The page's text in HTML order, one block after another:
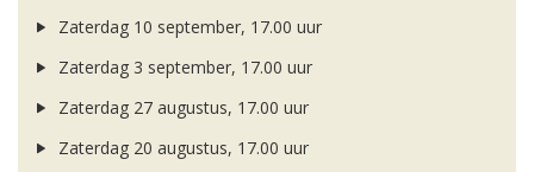
Zaterdag 10 september, 17.00 uur
Zaterdag 3 september, 17.00 uur
Zaterdag 27 augustus, 17.00 uur
Zaterdag 20 augustus, 17.00 uur